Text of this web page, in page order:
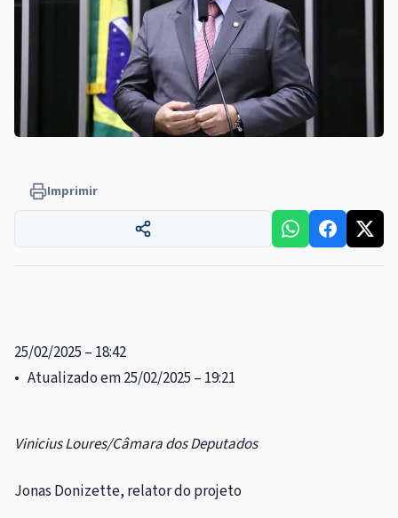
Imprimir
25/02/2025 – 18:42
• Atualizado em 25/02/2025 – 19:21
Vinicius Loures/Câmara dos Deputados
Jonas Donizette, relator do projeto